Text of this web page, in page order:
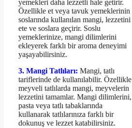
yemekleri daha lezzetli hale getirir.
Özellikle et veya tavuk yemeklerinin
soslarında kullanılan mangi, lezzetini
ete ve soslara geçirir. Soslu
yemeklerinize, mangi dilimlerini
ekleyerek farklı bir aroma deneyimi
yaşayabilirsiniz.
3. Mangi Tatlıları: Mangi, tatlı
tariflerinde de kullanılabilir. Özellikle
meyveli tatlılarda mangi, meyvelerin
lezzetini tamamlar. Mangi dilimlerini,
pasta veya tatlı tabaklarında
kullanarak tatlılarınıza farklı bir
dokunuş ve lezzet katabilirsiniz.